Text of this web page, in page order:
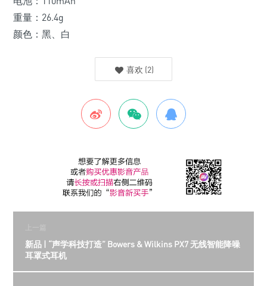
重量：26.4g
颜色：黑、白
喜欢 (2)
上一篇
新品 | “声学科技打造” Bowers & Wilkins PX7 无线智能降噪
耳罩式耳机